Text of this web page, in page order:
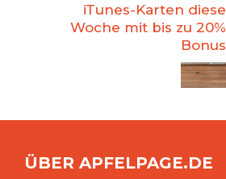
iTunes-Karten diese
Woche mit bis zu 20%
Bonus
ÜBER APFELPAGE.DE